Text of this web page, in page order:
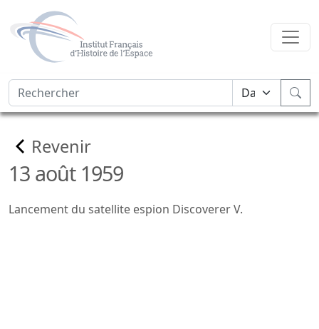
Revenir
13 août 1959
Lancement du satellite espion Discoverer V.